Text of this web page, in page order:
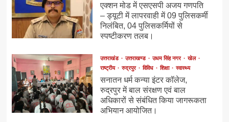
एक्शन मोड में एसएसपी अजय गणपति
– ड्यूटी में लापरवाही में 09 पुलिसकर्मी
निलंबित, 04 पुलिसकर्मियों से
स्पष्टीकरण तलब।
उत्तराखंड उत्तराखण्ड उधम सिंह नगर
खेल
राष्ट्रीय
रुद्रपुर विविध शिक्षा स्वास्थ्य
सनातन धर्म कन्या इंटर कॉलेज,
रुद्रपुर में बाल संरक्षण एवं बाल
अधिकारों से संबंधित किया जागरूकता
अभियान आयोजित।